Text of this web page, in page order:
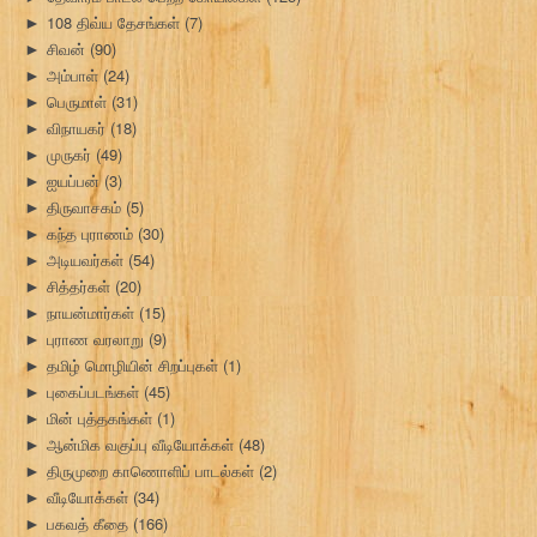
► 108 திவ்ய தேசங்கள் (7)
► சிவன் (90)
► அம்பாள்(24)
► பெருமாள் (31)
► விநாயகர்(18)
► முருகர் (49)
► ஐயப்பன்(3)
► திருவாசகம் (5)
► கந்த புராணம் (30)
► அடியவர்கள் (54)
► சித்தர்கள் (20)
► நாயன்மார்கள் (15)
► புராண வரலாறு (9)
► தமிழ் மொழியின் சிறப்புகள் (1)
► புகைப்படங்கள் (45)
► மின் புத்தகங்கள் (1)
► ஆன்மிக வகுப்பு வீடியோக்கள் (48)
► திருமுறை காணொளிப் பாடல்கள் (2)
► வீடியோக்கள் (34)
► பகவத் கீதை (166)